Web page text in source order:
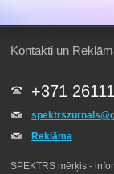
Kontakti un
+371
Reklāma
SPEKTRS mērķis -